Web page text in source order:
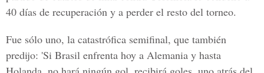
40 días de recuperación y a perder el resto del torneo.
Fue sólo uno, la catastrófica semifinal, que también
predijo: 'Si Brasil enfrenta hoy a Alemania y hasta